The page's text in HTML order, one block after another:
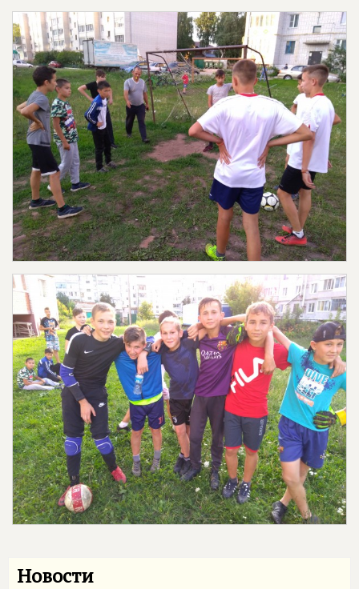
Новости